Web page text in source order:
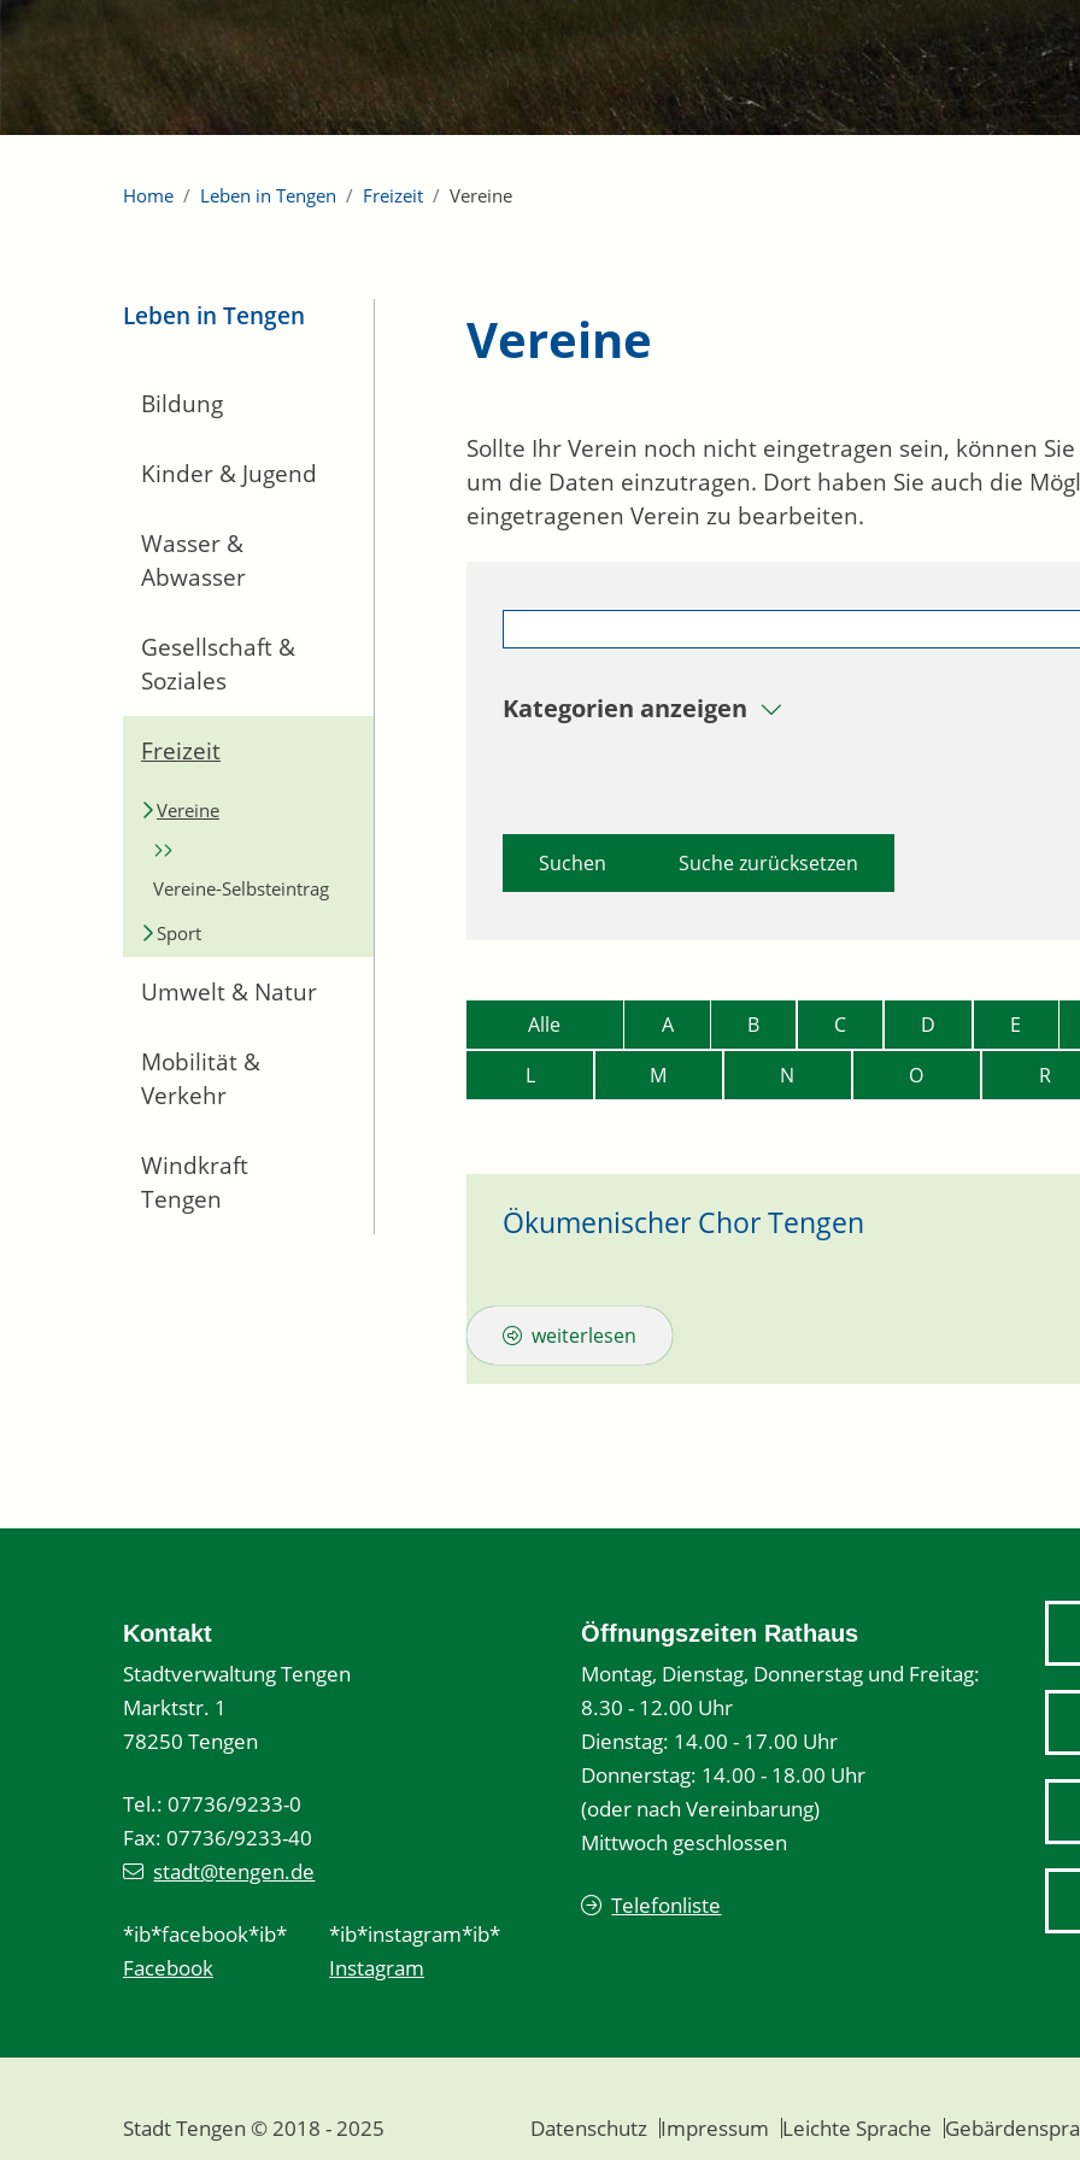
Home Leben in Tengen Freizeit Vereine
Leben in Tengen
Bildung
Kinder & Jugend
Wasser &
Abwasser
Gesellschaft &
Soziales
Freizeit
Vereine
Vereine-Selbsteintrag
Sport
Umwelt & Natur
Mobilität &
Verkehr
Windkraft
Tengen
Vereine
Sollte Ihr Verein noch nicht eingetragen sein, können
um die Daten einzutragen. Dort haben Sie auch die
eingetragenen Verein zu bearbeiten.
Kategorien anzeigen
Suche zurücksetzen
Alle A B C D E
L
M N O R
Ökumenischer Chor Tengen
weiterlesen
Kontakt
Stadtverwaltung Tengen
Marktstr. 1
78250 Tengen
Tel.: 07736/9233-0
Fax: 07736/9233-40
stadt@tengen.de
*ib*facebook*ib*
Facebook
*ib*instagram*ib*
Instagram
Öffnungszeiten Rathaus
Montag, Dienstag, Donnerstag und Freitag:
8.30 - 12.00 Uhr
Dienstag: 14.00 - 17.00 Uhr
Donnerstag: 14.00 - 18.00 Uhr
(oder nach Vereinbarung)
Mittwoch geschlossen
Telefonliste
Stadt Tengen © 2018 - 2025 Datenschutz Impressum Leichte Sprache